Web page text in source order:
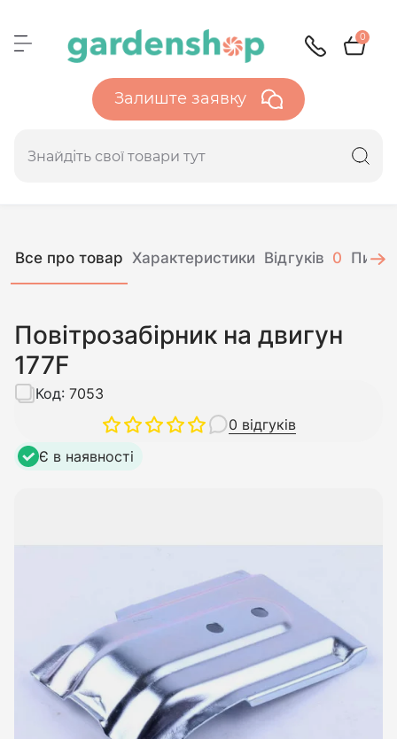
0
Залиште заявку
Все про товар Характеристики Відгуків 0
Повітрозабірник на двигун
177F
0 відгуків
Код: 7053
Є в наявності